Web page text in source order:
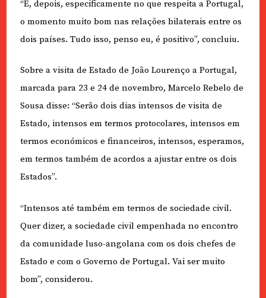
“E, depois, especificamente no que respeita a Portugal,
o momento muito bom nas relações bilaterais entre os
dois países. Tudo isso, penso eu, é positivo”, concluiu.
Sobre a visita de Estado de João Lourenço a Portugal,
marcada para 23 e 24 de novembro, Marcelo Rebelo de
Sousa disse: “Serão dois dias intensos de visita de
Estado, intensos em termos protocolares, intensos em
termos económicos e financeiros, intensos, esperamos,
em termos também de acordos a ajustar entre os dois
Estados”.
“Intensos até também em termos de sociedade civil.
Quer dizer, a sociedade civil empenhada no encontro
da comunidade luso-angolana com os dois chefes de
Estado e com o Governo de Portugal. Vai ser muito
bom”, considerou.